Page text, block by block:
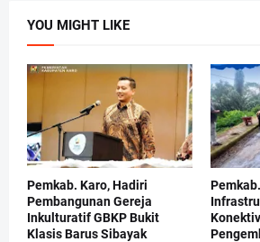
YOU MIGHT LIKE
Pemkab. Karo, Hadiri
Pembangunan Gereja
Inkulturatif GBKP Bukit
Klasis Barus Sibayak